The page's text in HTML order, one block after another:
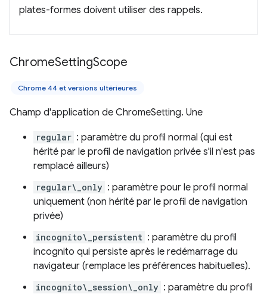
plates-formes doivent utiliser des rappels.
ChromeSettingScope
Chrome 44 et versions ultérieures
Champ d'application de ChromeSetting. Une
regular : paramètre du profil normal (qui est
hérité par le profil de navigation privée s'il n'est pas
remplacé ailleurs)
regular\_only : paramètre pour le profil normal
uniquement (non hérité par le profil de navigation
privée)
incognito\_persistent : paramètre du profil
incognito qui persiste après le redémarrage du
navigateur (remplace les préférences habituelles).
incognito\_session\_only : paramètre du profil